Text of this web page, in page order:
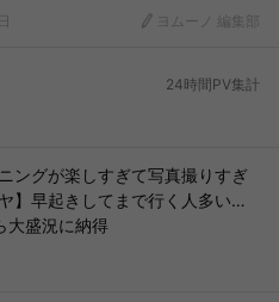
ヨムーノ 編集部
24時間PV集計
ングが楽しすぎて写真撮りすぎ
】早起きしてまで行く人多い…
大盛況に納得